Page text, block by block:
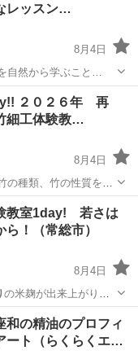
レッスン…
8月4日
自然から学ぶこと…
２０２６年 再
細工体験教…
8月4日
の種類、竹の性質を自
教室1day! 若さは
！（常総市）
8月4日
の米麹が出来上がりま
の精油のプロフィ
ート（らくらくエ…